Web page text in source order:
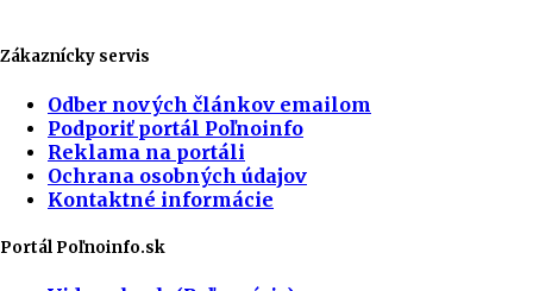
Zákaznícky servis
Odber nových článkov emailom
Podporiť portál Poľnoinfo
Reklama na portáli
Ochrana osobných údajov
Kontaktné informácie
Portál Poľnoinfo.sk